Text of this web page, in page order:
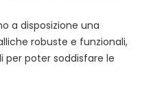
a disposizione una
robuste e funzionali,
per poter soddisfare le